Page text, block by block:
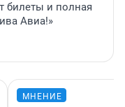
билеты и полная
Авиа!»
МНЕНИЕ